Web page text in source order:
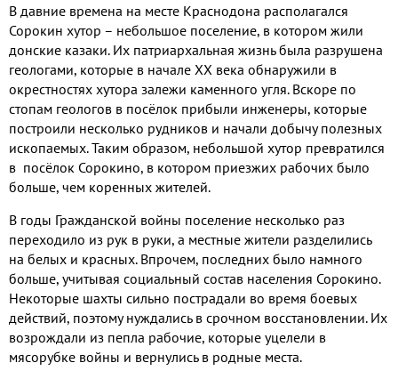
В давние времена на месте Краснодона располагался
Сорокин хутор – небольшое поселение, в котором жили
донские казаки. Их патриархальная жизнь была разрушена
геологами, которые в начале XX века обнаружили в
окрестностях хутора залежи каменного угля. Вскоре по
стопам геологов в посёлок прибыли инженеры, которые
построили несколько рудников и начали добычу полезных
ископаемых.Таким образом, небольшой хутор превратился
в посёлок Сорокино, в котором приезжих рабочих было
больше, чем коренных жителей.
В годы Гражданской войны поселение несколько раз
переходило из рук в руки, а местные жители разделились
на белых и красных. Впрочем, последних было намного
больше, учитывая социальный состав населения Сорокино.
Некоторые шахты сильно пострадали во время боевых
действий, поэтому нуждались в срочном восстановлении. Их
возрождали из пепла рабочие, которые уцелели в
мясорубке войны и вернулись в родные места.